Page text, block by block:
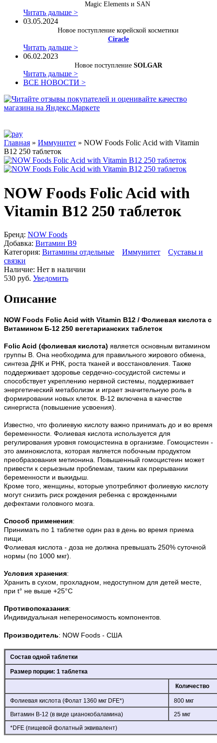
Magic Elements и SAN
Читать дальше >
03.05.2024
Новое поступление корейской косметики
Ciracle
Читать дальше >
06.02.2023
Новое поступление SOLGAR
Читать дальше >
ВСЕ НОВОСТИ >
Главная » Иммунитет » NOW Foods Folic Acid with Vitamin
B12 250 таблеток
NOW Foods Folic Acid with
Vitamin B12 250 таблеток
Бренд: NOW Foods
Добавка: Витамин B9
Категория: Витамины отдельные Иммунитет
Суставы и
связки
Наличие: Нет в наличии
530 руб. Уведомить
Описание
NOW Foods Folic Acid with Vitamin B12 / Фолиевая кислота с
Витамином Б-12 250 вегетарианских таблеток
Folic Acid (фолиевая кислота) является основным витамином
группы B. Она необходима для правильного жирового обмена,
синтеза ДНК и РНК, роста тканей и восстановления. Также
поддерживает здоровье сердечно-сосудистой системы и
способствует укреплению нервной системы, поддерживает
энергетический метаболизм и играет значительную роль в
формировании новых клеток. B-12 включена в качестве
синергиста (повышение усвоения).
Известно, что фолиевую кислоту важно принимать до и во время
беременности. Фолиевая кислота используется для
регулирования уровня гомоцистеина в организме. Гомоцистеин -
это аминокислота, которая является побочным продуктом
преобразования метионина. Повышенный гомоцистеин может
привести к серьезным проблемам, таким как прерывании
беременности и выкидыш.
Кроме того, женщины, которые употребляют фолиевую кислоту
могут снизить риск рождения ребенка с врожденными
дефектами головного мозга.
Способ применения:
Принимать по 1 таблетке один раз в день во время приема
пищи.
Фолиевая кислота - доза не должна превышать 250% суточной
нормы (по 1000 мкг).
Условия хранения:
Хранить в сухом, прохладном, недоступном для детей месте,
при t° не выше +25°С
Противопоказания:
Индивидуальная непереносимость компонентов.
Производитель: NOW Foods - США
Состав одной таблетки
Размер порции: 1 таблетка
Количество
Фолиевая кислота (Фолат 1360 мкг DFE*)
800 мкг
Витамин B-12 (в виде цианокобаламина)
25 мкг
*DFE (пищевой фолатный эквивалент)